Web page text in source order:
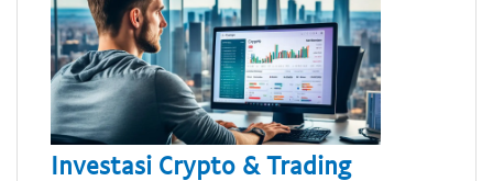
Investasi Crypto & Trading